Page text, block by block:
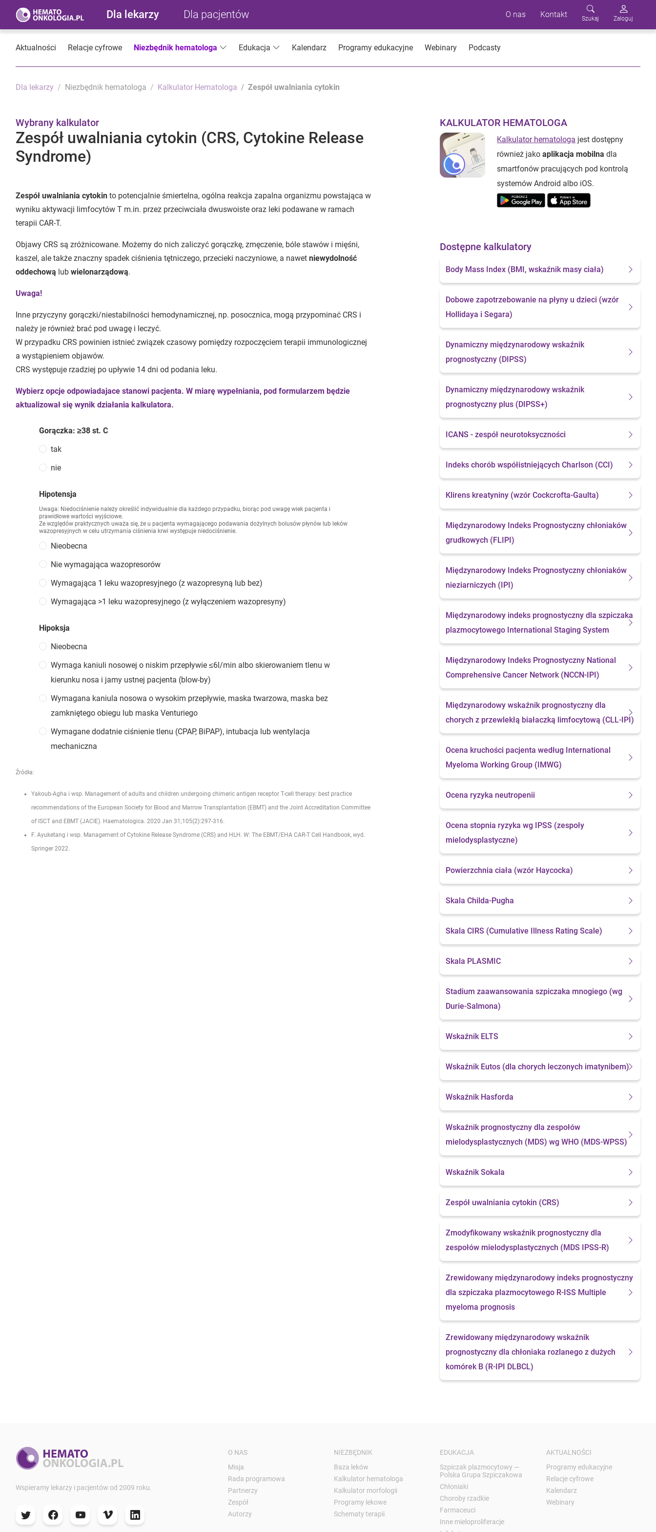
Dla lekarzy Dla pacjentów O nas Kontakt Szukaj Zaloguj
Aktualności Relacje cyfrowe Niezbędnik hematologa Edukacja Kalendarz Programy edukacyjne Webinary Podcasty
Dla lekarzy Niezbędnik hematologa Kalkulator Hematologa Zespół uwalniania cytokin
Wybrany kalkulator
Zespół uwalniania cytokin (CRS, Cytokine Release
Syndrome)
Zespół uwalniania cytokin to potencjalnie śmiertelna, ogólna reakcja zapalna organizmu powstająca w
wyniku aktywacji limfocytów T m.in. przez przeciwciała dwuswoiste oraz leki podawane w ramach
terapii CAR-T.
Objawy CRS są zróżnicowane. Możemy do nich zaliczyć gorączkę, zmęczenie, bóle stawów i mięśni,
kaszel, ale także znaczny spadek ciśnienia tętniczego, przecieki naczyniowe, a nawet niewydolność
oddechową lub wielonarządową.
Uwaga!
Inne przyczyny gorączki/niestabilności hemodynamicznej, np. posocznica, mogą przypominać CRS i
należy je również brać pod uwagę i leczyć.
W przypadku CRS powinien istnieć związek czasowy pomiędzy rozpoczęciem terapii immunologicznej
a wystąpieniem objawów.
CRS występuje rzadziej po upływie 14 dni od podania leku.
Wybierz opcje odpowiadajace stanowi pacjenta. W miarę wypełniania, pod formularzem będzie
aktualizował się wynik działania kalkulatora.
Gorączka: ≥38 st. C
tak
nie
Hipotensja
Uwaga: Niedociśnienie należy określić indywidualnie dla każdego przypadku, biorąc pod uwagę wiek pacjenta i
prawidłowe wartości wyjściowe.
Ze względów praktycznych uważa się, że u pacjenta wymagającego podawania dożylnych bolusów płynów lub leków
wazopresyjnych w celu utrzymania ciśnienia krwi występuje niedociśnienie.
Nieobecna
Nie wymagająca wazopresorów
Wymagająca 1 leku wazopresyjnego (z wazopresyną lub bez)
Wymagająca >1 leku wazopresyjnego (z wyłączeniem wazopresyny)
Hipoksja
Nieobecna
Wymaga kaniuli nosowej o niskim przepływie ≤6l/min albo skierowaniem tlenu w
kierunku nosa i jamy ustnej pacjenta (blow-by)
Wymagana kaniula nosowa o wysokim przepływie, maska twarzowa, maska bez
zamkniętego obiegu lub maska Venturiego
Wymagane dodatnie ciśnienie tlenu (CPAP, BiPAP), intubacja lub wentylacja
mechaniczna
Źródła:
Yakoub-Agha i wsp. Management of adults and children undergoing chimeric antigen receptor T-cell therapy: best practice
recommendations of the European Society for Blood and Marrow Transplantation (EBMT) and the Joint Accreditation Committee
of ISCT and EBMT (JACIE). Haematologica. 2020 Jan 31;105(2):297-316.
F. Ayuketang i wsp. Management of Cytokine Release Syndrome (CRS) and HLH. W: The EBMT/EHA CAR-T Cell Handbook, wyd.
Springer 2022.
KALKULATOR HEMATOLOGA
Kalkulator hematologa jest dostępny
również jakoaplikacja mobilna dla
smartfonów pracujących pod kontrolą
systemów Android albo iOS.
Dostępne kalkulatory
Body Mass Index (BMI, wskaźnik masy ciała)
Dobowe zapotrzebowanie na płyny u dzieci (wzór
Hollidaya i Segara)
Dynamiczny międzynarodowy wskaźnik
prognostyczny (DIPSS)
Dynamiczny międzynarodowy wskaźnik
prognostyczny plus (DIPSS+)
ICANS - zespół neurotoksyczności
Indeks chorób współistniejących Charlson (CCI)
Klirens kreatyniny (wzór Cockcrofta-Gaulta)
Międzynarodowy Indeks Prognostyczny chłoniaków
grudkowych (FLIPI)
Międzynarodowy Indeks Prognostyczny chłoniaków
nieziarniczych (IPI)
Międzynarodowy indeks prognostyczny dla szpiczaka
plazmocytowego International Staging System
Międzynarodowy Indeks Prognostyczny National
Comprehensive Cancer Network (NCCN-IPI)
Międzynarodowy wskaźnik prognostyczny dla
chorych z przewlekłą białaczką limfocytową (CLL-IPI)
Ocena kruchości pacjenta według International
Myeloma Working Group (IMWG)
Ocena ryzyka neutropenii
Ocena stopnia ryzyka wg IPSS (zespoły
mielodysplastyczne)
Powierzchnia ciała (wzór Haycocka)
Skala Childa-Pugha
Skala CIRS (Cumulative Illness Rating Scale)
Skala PLASMIC
Stadium zaawansowania szpiczaka mnogiego (wg
Durie-Salmona)
Wskaźnik ELTS
Wskaźnik Eutos (dla chorych leczonych imatynibem)
Wskaźnik Hasforda
Wskaźnik prognostyczny dla zespołów
mielodysplastycznych (MDS) wg WHO (MDS-WPSS)
Wskaźnik Sokala
Zespół uwalniania cytokin (CRS)
Zmodyfikowany wskaźnik prognostyczny dla
zespołów mielodysplastycznych (MDS IPSS-R)
Zrewidowany międzynarodowy indeks prognostyczny
dla szpiczaka plazmocytowego R-ISS Multiple
myeloma prognosis
Zrewidowany międzynarodowy wskaźnik
prognostyczny dla chłoniaka rozlanego z dużych
komórek B (R-IPI DLBCL)
Wspieramy lekarzy i pacjentów od 2009 roku.
O NAS
Misja
Rada programowa
Partnerzy
Zespół
Autorzy
NIEZBĘDNIK
Baza leków
Kalkulator hematologa
Kalkulator morfologii
Programy lekowe
Schematy terapii
EDUKACJA
Szpiczak plazmocytowy —
Polska Grupa Szpiczakowa
Chłoniaki
Choroby rzadkie
Farmaceuci
Inne mieloproliferacje
AKTUALNOŚCI
Programy edukacyjne
Relacje cyfrowe
Kalendarz
Webinary